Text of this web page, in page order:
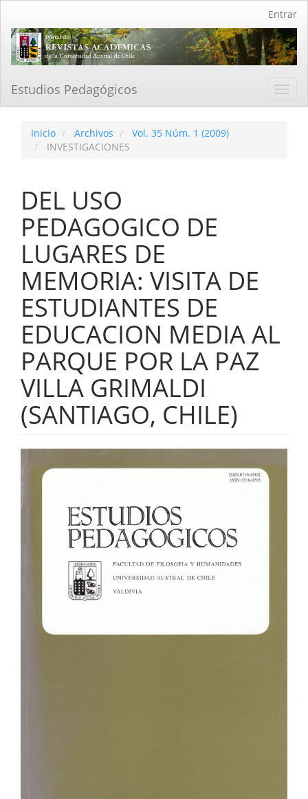
Contenido
principal
Barra
Entrar
Estudios Pedagógicos
Inicio Archivos
Vol. 35 Núm. 1 (2009)
INVESTIGACIONES
DEL USO
PEDAGOGICO DE
LUGARES DE
MEMORIA: VISITA DE
ESTUDIANTES DE
EDUCACION MEDIA AL
PARQUE POR LA PAZ
VILLA GRIMALDI
(SANTIAGO, CHILE)
Barra
lateral
del
artículo